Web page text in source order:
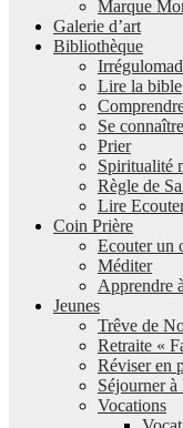
Marque
Galerie d’art
Bibliothèque
Lire la bible
Se
Prier
Spiritualité
Règle de
Lire
Coin Prière
Ecouter un
Méditer
Apprendre
Jeunes
Trêve de
Retraite «
Réviser en
Séjourner à
Vocations